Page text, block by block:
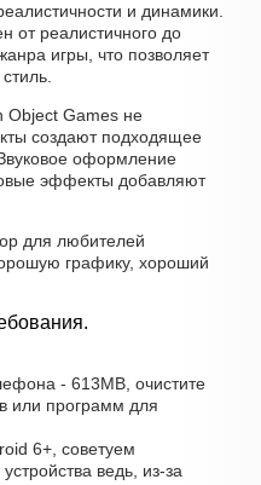
и динамики.
от реалистичного до
игры, что позволяет
Object Games не
создают подходящее
оформление
эффекты добавляют
для любителей
графику, хороший
- 613MB, очистите
или программ для
6+, советуем
ведь, из-за